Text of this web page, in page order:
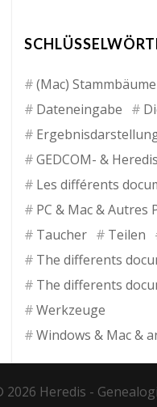
(Mac) Stammbäume
Dateneingabe
GEDCOM- &
Les différents
PC & Mac &
Taucher
Teilen
The differents
The differents
Werkzeuge
Windows & Mac &
2026 Heredis -